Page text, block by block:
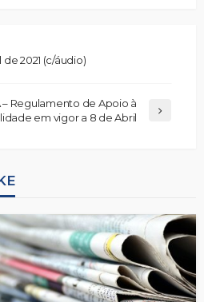
2021 (c/áudio)
– Regulamento de Apoio à
em vigor a 8 de Abril